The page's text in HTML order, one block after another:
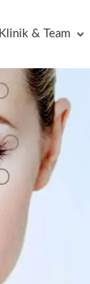
Klinik & Team